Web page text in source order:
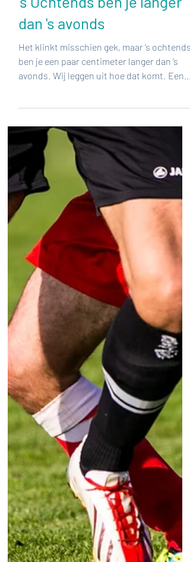
's Ochtends ben je langer
dan 's avonds
Het klinkt misschien gek, maar ‘s ochtends
ben je een paar centimeter langer dan ‘s
avonds. Wij leggen uit hoe dat komt. Een
...